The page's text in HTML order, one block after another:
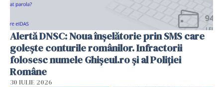
Alertă DNSC: Noua înșelătorie prin SMS care
golește conturile românilor. Infractorii
folosesc numele Ghișeul.ro și al Poliției
Române
30 IULIE 2026